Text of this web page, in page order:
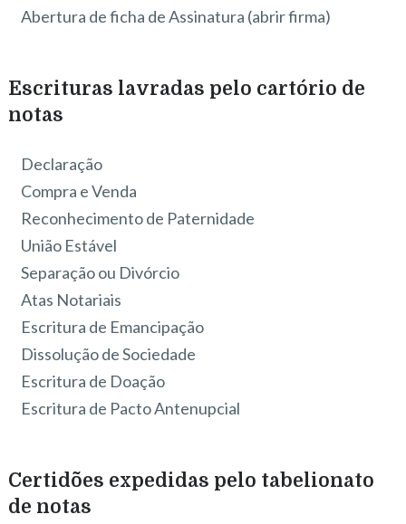
Abertura de ficha de Assinatura (abrir firma)
Escrituras lavradas pelo cartório de
notas
Declaração
Compra e Venda
Reconhecimento de Paternidade
União Estável
Separação ou Divórcio
Atas Notariais
Escritura de Emancipação
Dissolução de Sociedade
Escritura de Doação
Escritura de Pacto Antenupcial
Certidões expedidas pelo tabelionato
de notas